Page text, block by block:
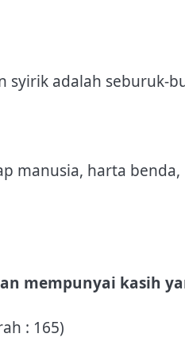
syirik adalah seburuk-
manusia, harta
mempunyai kasih
: 165)